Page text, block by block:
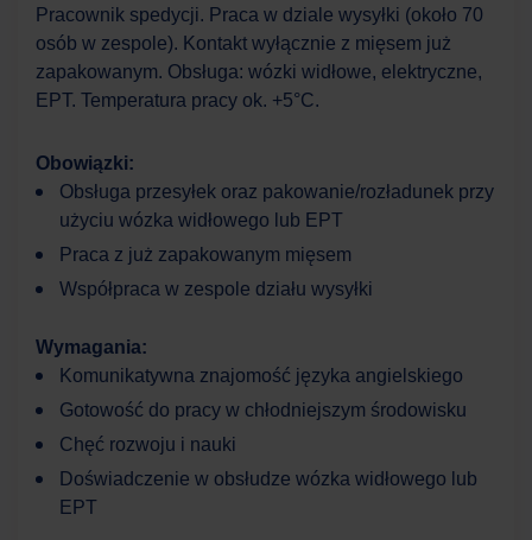
Pracownik spedycji. Praca w dziale wysyłki (około 70
osób w zespole). Kontakt wyłącznie z mięsem już
zapakowanym. Obsługa: wózki widłowe, elektryczne,
EPT. Temperatura pracy ok. +5°C.
Obowiązki:
Obsługa przesyłek oraz pakowanie/rozładunek przy
użyciu wózka widłowego lub EPT
Praca z już zapakowanym mięsem
Współpraca w zespole działu wysyłki
Wymagania:
Komunikatywna znajomość języka angielskiego
Gotowość do pracy w chłodniejszym środowisku
Chęć rozwoju i nauki
Doświadczenie w obsłudze wózka widłowego lub
EPT